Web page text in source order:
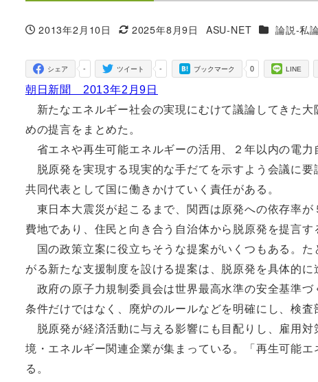
投稿日
2013年2月10日
更新日
2025年8月9日
著
ASU-NET カテゴリー
論説-私
-
シェア -
ツイート 0
ブックマーク LINE
朝日新聞 2013年2月9日
新たなエネルギー社会の実現にむけて議論してきた
めの提言をまとめた。
省エネや再生可能エネルギーの活用、２年以内の電力
脱原発を実現する現実的な手だてを示すよう会議に
共同代表として国に働きかけていく責任がある。
東日本大震災が起こるまで、関西は原発への依存率
費地であり、住民と向き合う自治体から脱原発を提言す
国の政策立案に役立ちそうな提案がいくつもある。
がる新たな支援制度を設ける提案は、脱原発を具体的に
政府の原子力規制委員会は世界最高水準の安全基準
条件だけではなく、廃炉のルールなどを明確にし、検査
脱原発が経済活動に与える影響にも目配りし、雇用
境・エネルギー関連企業が集まっている。「再生可能
る。